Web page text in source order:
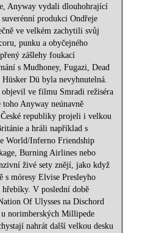
Anyway vydali dlouhohrající
produkci Ondřeje
ve velkém zachytili svůj
punku a obyčejného
zášlehy foukací
s Mudhoney, Fugazi, Dead
Dü byla nevyhnutelná.
objevil ve filmu Smradi režiséra
Anyway neúnavně
republiky projeli i velkou
a hráli například s
World/Inferno Friendship
Burning Airlines nebo
živé sety znějí, jako když
s móresy Elvise Presleyho
V poslední době
Of Ulysses na Dischord
norimberských Millipede
nahrát další velkou desku